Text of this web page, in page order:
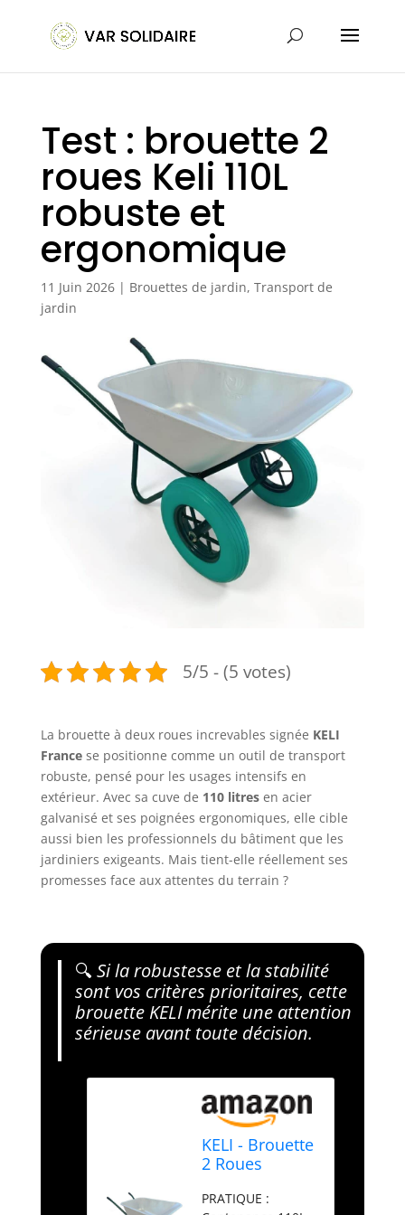
Test : brouette 2
roues Keli 110L
robuste et
ergonomique
11 Juin 2026| Brouettes de jardin, Transport de
jardin
5/5 - (5 votes)
La brouette à deux roues increvables signée KELI
Francese positionne comme un outil de transport
robuste, pensé pour les usages intensifs en
extérieur. Avec sa cuve de 110 litresen acier
galvanisé et ses poignées ergonomiques, elle cible
aussi bien les professionnels du bâtiment que les
jardiniers exigeants. Mais tient-elle réellement ses
promesses face aux attentes du terrain ?
🔍 Si la robustesse et la stabilité
sont vos critères prioritaires, cette
brouette KELI mérite une attention
sérieuse avant toute décision.
KELI - Brouette
2 Roues
110L, Chariot
PRATIQUE :